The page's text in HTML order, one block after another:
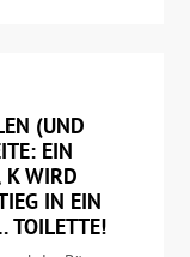
(UND
EIN
K WIRD
IN EIN
TOILETTE!